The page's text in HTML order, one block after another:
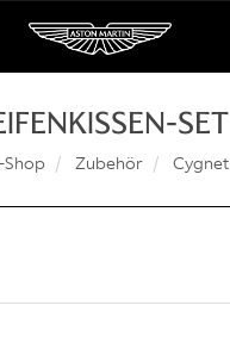
SET
Shop Zubehör Cygnet